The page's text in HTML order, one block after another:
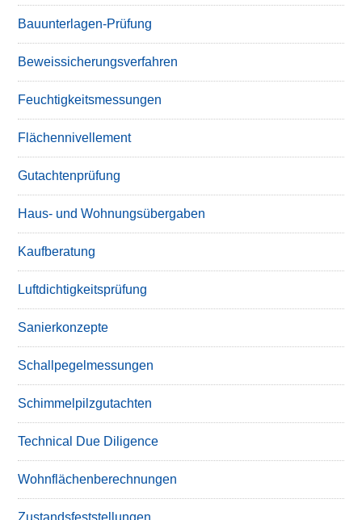
Bauunterlagen-Prüfung
Beweissicherungsverfahren
Feuchtigkeitsmessungen
Flächennivellement
Gutachtenprüfung
Haus- und Wohnungsübergaben
Kaufberatung
Luftdichtigkeitsprüfung
Sanierkonzepte
Schallpegelmessungen
Schimmelpilzgutachten
Technical Due Diligence
Wohnflächenberechnungen
Zustandsfeststellungen